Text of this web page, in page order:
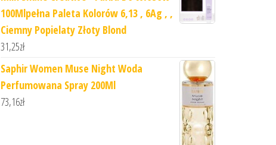
100Mlpełna Paleta Kolorów 6,13 , 6Ag , ,
Ciemny Popielaty Złoty Blond
31,25zł
Saphir Women Muse Night Woda
Perfumowana Spray 200Ml
73,16zł